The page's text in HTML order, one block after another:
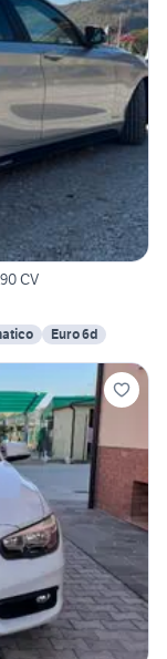
CV
Euro 6d